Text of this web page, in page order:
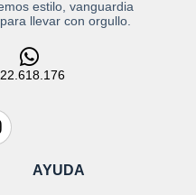
estilo, vanguardia
llevar con orgullo.
AYUDA